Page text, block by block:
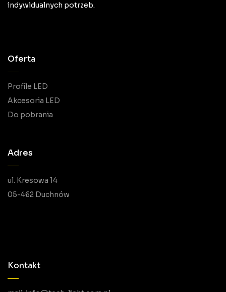
indywidualnych potrzeb.
Oferta
Profile LED
Akcesoria LED
Do pobrania
Adres
ul. Kresowa 14
05-462 Duchnów
Kontakt